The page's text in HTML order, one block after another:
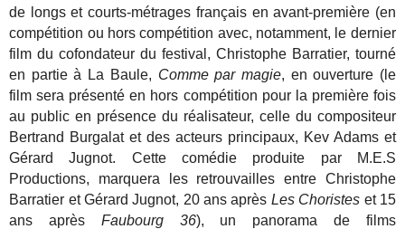
de longs et courts-métrages français en avant-première (en
compétition ou horscompétition avec, notamment, le dernier
film du cofondateur du festival, Christophe Barratier, tourné
en partie à La Baule, Comme par magie, en ouverture (le
film sera présenté en hors compétition pour la première fois
au public en présence du réalisateur, celle du compositeur
Bertrand Burgalat et des acteurs principaux, Kev Adams et
Gérard Jugnot. Cette comédie produite par M.E.S
Productions, marquera les retrouvailles entre Christophe
Barratier et Gérard Jugnot, 20 ans après Les Choristes et 15
ans après Faubourg 36), un panorama de films